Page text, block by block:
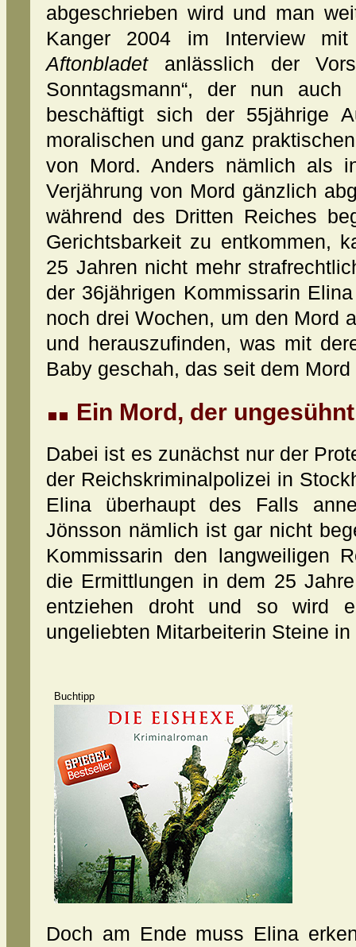
abgeschrieben wird und man
Kanger 2004 im Interview mit
Aftonbladetanlässlich der
Sonntagsmann“, der nun
beschäftigt sich der 55jährige
moralischen und ganz
von Mord. Anders nämlich als
Verjährung von Mord gänzlich
während des Dritten Reiches
Gerichtsbarkeit zu entkommen,
25 Jahren nicht mehr
der 36jährigen Kommissarin
noch drei Wochen, um den Mord
und herauszufinden, was mit
Baby geschah, das seit dem
Ein Mord, der
Dabei ist es zunächst nur der
der Reichskriminalpolizei in
Elina überhaupt des Falls
Jönsson nämlich ist gar nicht
Kommissarin den langweiligen
die Ermittlungen in dem 25
entziehen droht und so wird
ungeliebten Mitarbeiterin Steine
Buchtipp
Doch am Ende muss Elina